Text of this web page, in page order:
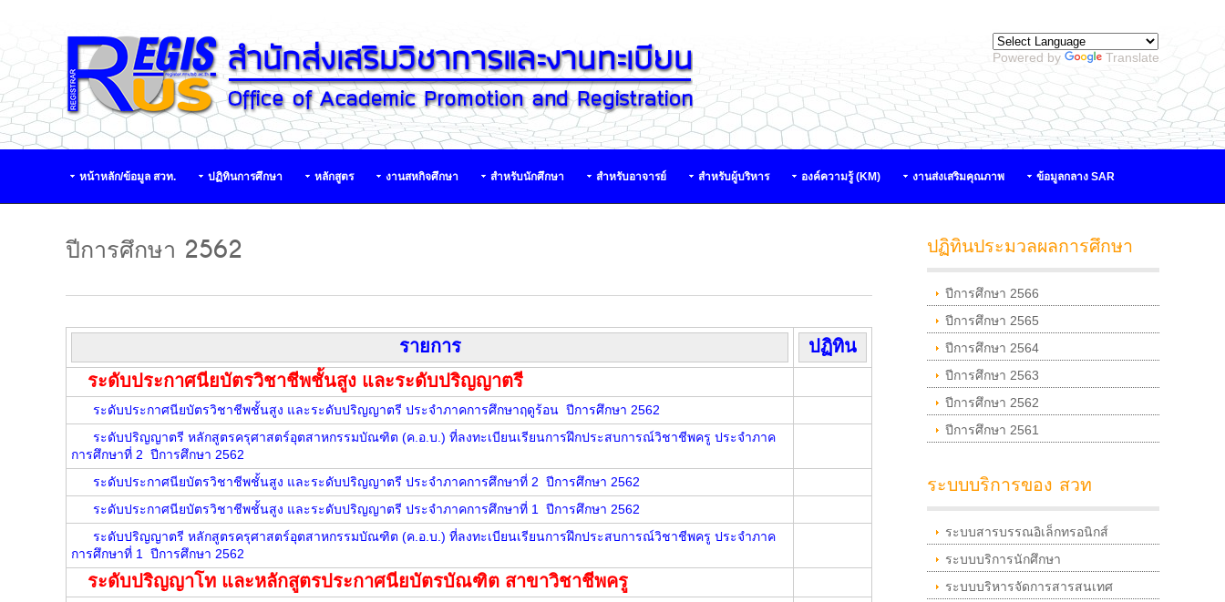
Powered by Translate
หน้าหลัก/ข้อมูล สวท. ปฏิทินการศึกษา หลักสูตร งานสหกิจศึกษา สำหรับนักศึกษา สำหรับอาจารย์ สำหรับผู้บริหาร องค์ความรู้ (KM) งานส่งเสริมคุณภาพ ข้อมูลกลาง SAR
ปีการศึกษา 2562
รายการ
ปฏิทิน
ระดับประกาศนียบัตรวิชาชีพชั้นสูง และระดับปริญญาตรี
ระดับประกาศนียบัตรวิชาชีพชั้นสูง และระดับปริญญาตรี ประจำภาคการศึกษาฤดูร้อน ปีการศึกษา 2562
ระดับปริญญาตรี หลักสูตรครุศาสตร์อุตสาหกรรมบัณฑิต (ค.อ.บ.) ที่ลงทะเบียนเรียนการฝึกประสบการณ์วิชาชีพครู ประจำภาค
การศึกษาที่ 2 ปีการศึกษา 2562
ระดับประกาศนียบัตรวิชาชีพชั้นสูง และระดับปริญญาตรี ประจำภาคการศึกษาที่ 2 ปีการศึกษา 2562
ระดับประกาศนียบัตรวิชาชีพชั้นสูง และระดับปริญญาตรี ประจำภาคการศึกษาที่ 1 ปีการศึกษา 2562
ระดับปริญญาตรี หลักสูตรครุศาสตร์อุตสาหกรรมบัณฑิต (ค.อ.บ.) ที่ลงทะเบียนเรียนการฝึกประสบการณ์วิชาชีพครู ประจำภาค
การศึกษาที่ 1 ปีการศึกษา 2562
ระดับปริญญาโท และหลักสูตรประกาศนียบัตรบัณฑิต สาขาวิชาชีพครู
ปฏิทินประมวลผลการศึกษา
ปีการศึกษา 2566
ปีการศึกษา 2565
ปีการศึกษา 2564
ปีการศึกษา 2563
ปีการศึกษา 2562
ปีการศึกษา 2561
ระบบบริการของ สวท
ระบบสารบรรณอิเล็กทรอนิกส์
ระบบบริการนักศึกษา
ระบบบริหารจัดการสารสนเทศ